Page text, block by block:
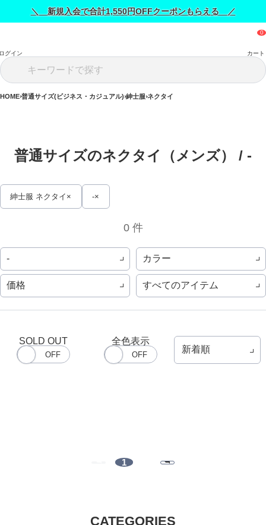
＼ 新規入会で合計1,550円OFFクーポンもらえる ／
グイン カート
HOME 普通サイズ(ビジネス・カジュアル) 紳士服 ネクタイ
普通サイズのネクタイ（メンズ） / -
紳士服 ネクタイ -
0 件
- カラー
価格 すべてのアイテム
SOLD OUT 全色表示
1